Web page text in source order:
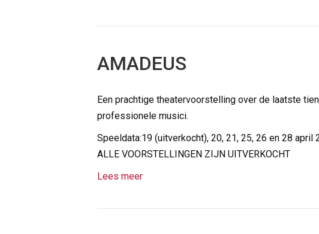
AMADEUS
Een prachtige theatervoorstelling over de laatste
professionele musici.
Speeldata:19 (uitverkocht), 20, 21, 25, 26 en 28 april
ALLE VOORSTELLINGEN ZIJN UITVERKOCHT
Lees meer